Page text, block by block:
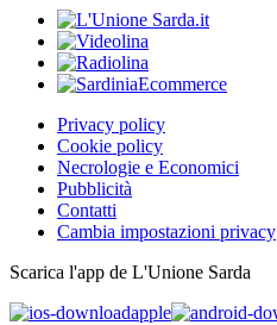
Privacy policy
Cookie policy
Necrologie e Economici
Pubblicità
Contatti
Cambia impostazioni privacy
Scarica l'app de L'Unione Sarda
apple